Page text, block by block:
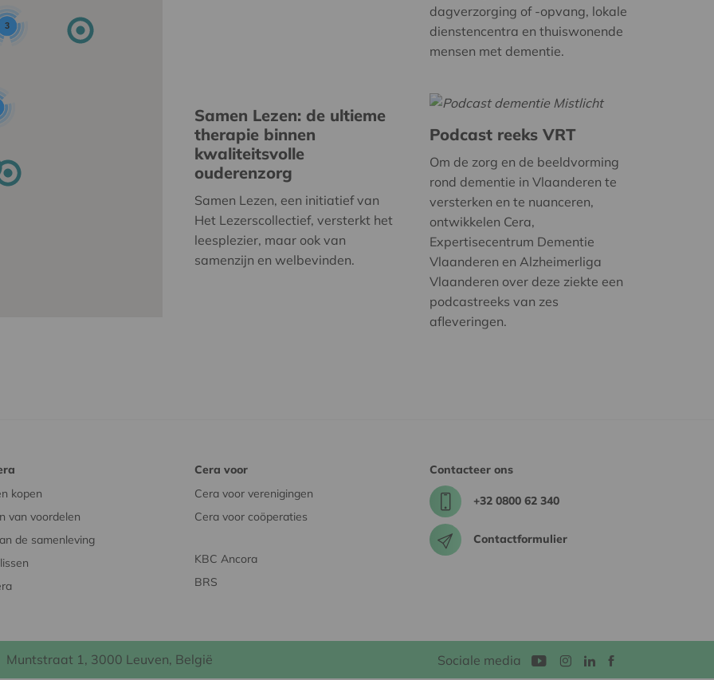
3
dagverzorging of -opvang, lokale
dienstencentra en thuiswonende
mensen met dementie.
Samen Lezen: de ultieme
therapie binnen
kwaliteitsvolle
ouderenzorg
Samen Lezen, een initiatief van
Het Lezerscollectief, versterkt het
leesplezier, maar ook van
samenzijn en welbevinden.
Podcast reeks VRT
Om de zorg en de beeldvorming
rond dementie in Vlaanderen te
versterken en te nuanceren,
ontwikkelen Cera,
Expertisecentrum Dementie
Vlaanderen en Alzheimerliga
Vlaanderen over deze ziekte een
podcastreeks van zes
afleveringen.
kopen
van voordelen
de samenleving
Cera voor
Cera voor verenigingen
Cera voor coöperaties
KBC Ancora
BRS
Contacteer ons
+32 0800 62 340
Contactformulier
Muntstraat 1, 3000 Leuven, België Sociale media